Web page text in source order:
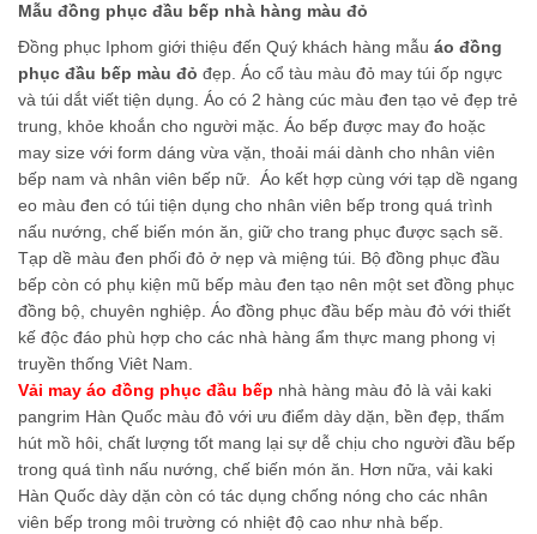
Mẫu đồng phục đầu bếp nhà hàng màu đỏ
Đồng phục Iphom giới thiệu đến Quý khách hàng mẫu áo đồng
phục đầu bếp màu đỏ đẹp. Áo cổ tàu màu đỏ may túi ốp ngực
và túi dắt viết tiện dụng. Áo có 2 hàng cúc màu đen tạo vẻ đẹp trẻ
trung, khỏe khoắn cho người mặc. Áo bếp được may đo hoặc
may size với form dáng vừa vặn, thoải mái dành cho nhân viên
bếp nam và nhân viên bếp nữ. Áo kết hợp cùng với tạp dề ngang
eo màu đen có túi tiện dụng cho nhân viên bếp trong quá trình
nấu nướng, chế biến món ăn, giữ cho trang phục được sạch sẽ.
Tạp dề màu đen phối đỏ ở nẹp và miệng túi. Bộ đồng phục đầu
bếp còn có phụ kiện mũ bếp màu đen tạo nên một set đồng phục
đồng bộ, chuyên nghiệp. Áo đồng phục đầu bếp màu đỏ với thiết
kế độc đáo phù hợp cho các nhà hàng ẩm thực mang phong vị
truyền thống Viêt Nam.
Vải may áo đồng phục đầu bếp nhà hàng màu đỏ là vải kaki
pangrim Hàn Quốc màu đỏ với ưu điểm dày dặn, bền đẹp, thấm
hút mồ hôi, chất lượng tốt mang lại sự dễ chịu cho người đầu bếp
trong quá tình nấu nướng, chế biến món ăn. Hơn nữa, vải kaki
Hàn Quốc dày dặn còn có tác dụng chống nóng cho các nhân
viên bếp trong môi trường có nhiệt độ cao như nhà bếp.